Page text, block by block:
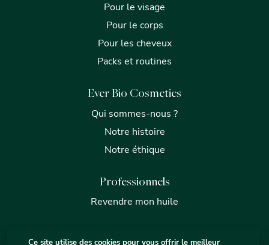
Ce site utilise des cookies pour vous offrir le meilleur
Pour le visage
Pour le corps
Pour les cheveux
Packs et routines
Ever Bio Cosmetics
Qui sommes-nous ?
Notre histoire
Notre éthique
Professionnels
Revendre mon huile